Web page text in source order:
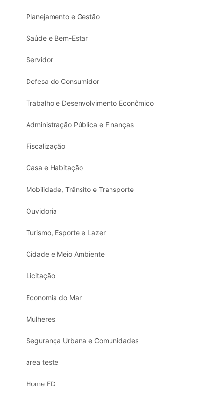
Planejamento e Gestão
Saúde e Bem-Estar
Servidor
Defesa do Consumidor
Trabalho e Desenvolvimento Econômico
Administração Pública e Finanças
Fiscalização
Casa e Habitação
Mobilidade, Trânsito e Transporte
Ouvidoria
Turismo, Esporte e Lazer
Cidade e Meio Ambiente
Licitação
Economia do Mar
Mulheres
Segurança Urbana e Comunidades
area teste
Home FD